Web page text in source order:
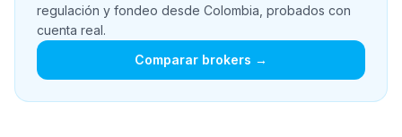
regulación y fondeo desde Colombia, probados con
cuenta real.
Comparar brokers →